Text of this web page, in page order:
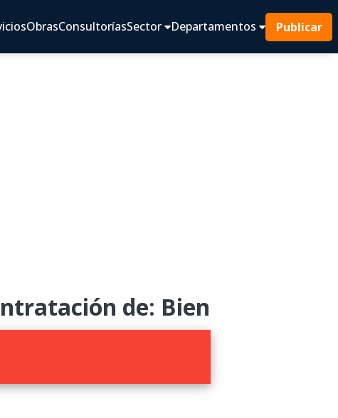
ObrasConsultoríasSector Departamentos Publicar
de: Bien